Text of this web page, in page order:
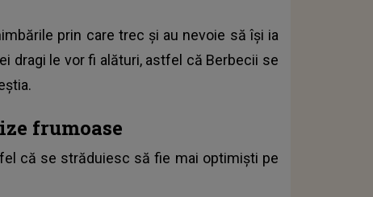
prin care trec și au nevoie să își ia
dragi le vor fi alături, astfel că Berbecii se
frumoase
că se străduiesc să fie mai optimiști pe